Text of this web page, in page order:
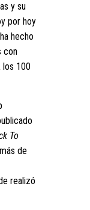
y su
por hoy
hecho
con
los 100
To
de
realizó